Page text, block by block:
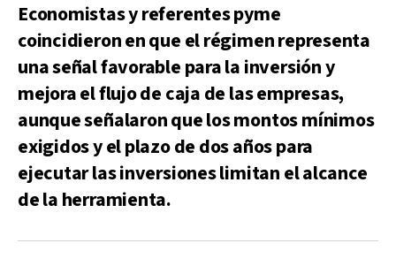
Economistas y referentes pyme
coincidieron en que el régimen representa
una señal favorable para la inversión y
mejora el flujo de caja de las empresas,
aunque señalaron que los montos mínimos
exigidos y el plazo de dos años para
ejecutar las inversiones limitan el alcance
de la herramienta.